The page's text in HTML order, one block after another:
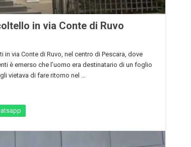
in via Conte di Ruvo
via Conte di Ruvo, nel centro di Pescara, dove
è emerso che l’uomo era destinatario di un foglio
vietava di fare ritorno nel …